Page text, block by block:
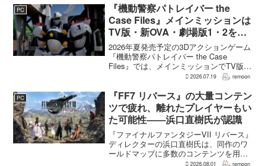
ると、シリーズディレクターの浜口直樹
氏がAU...
PC
『機動警察パトレイバー the
Case Files』メインミッションは
TV版・新OVA・劇場版1・2をカ
バー。零式とヘルハウンドを動か
すため“アナザーサイドミッショ
ン”を実装
2026年夏発売予定の3Dアクションゲーム
『機動警察パトレイバー the Case
Files』では、メインミッションでTV版、
新OVA、劇場版第1作・第2作の範囲をカ
ーを務めるグッドスマイルカンパニー
の...
2026.07.19 remoon
PC
『FF7 リバース』の大量コンテン
ツで疲れ、離れたプレイヤーもい
た可能性――浜口直樹氏が認識
『ファイナルファンタジーVII リバース』
ディレクターの浜口直樹氏は、同作のワ
ールドマップに多数のコンテンツを用意
したことで、一部のプレイヤーが疲れを
2026.08.01 remoon